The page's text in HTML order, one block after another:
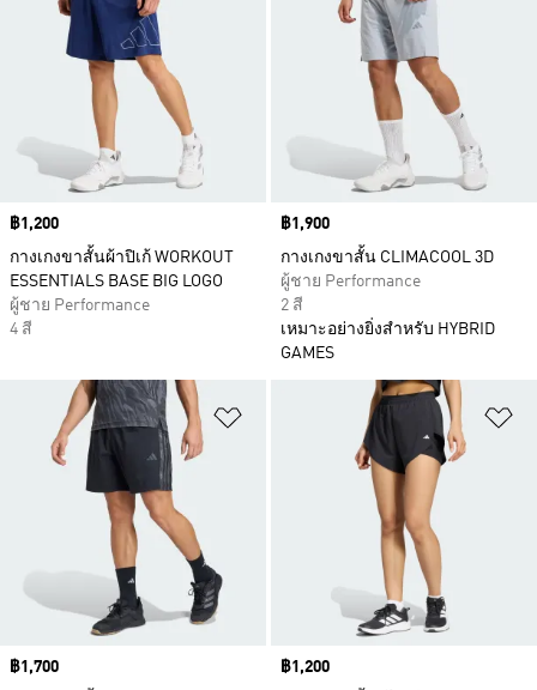
Price
฿1,200
กางเกงขาสั้นผ้าปิเก้ WORKOUT
ESSENTIALS BASE BIG LOGO
ผู้ชาย Performance
4 สี
Price
฿1,900
กางเกงขาสั้น CLIMACOOL 3D
ผู้ชาย Performance
2 สี
เหมาะอย่างยิ่งสำหรับ HYBRID
GAMES
เพิ่มไปยังรายการสินค้าโปรด
Price
฿1,700
Price
฿1,200